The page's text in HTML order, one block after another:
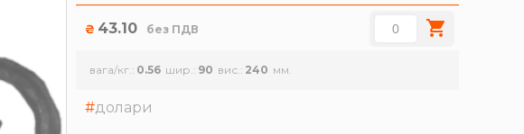
₴ 43.10 без ПДВ
вага/кг. 0.56 шир. 90 вис. 240
долари